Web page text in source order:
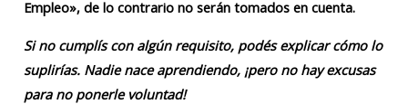
Empleo», de lo contrario no serán tomados en cuenta.
Si no cumplís con algún requisito, podés explicar cómo lo
suplirías. Nadie nace aprendiendo, ¡pero no hay excusas
para no ponerle voluntad!